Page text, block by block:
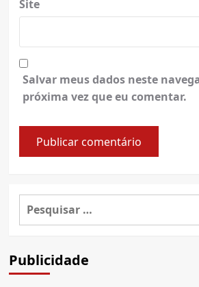
Site
Salvar meus dados neste
próxima vez que eu comentar.
por:
Publicidade